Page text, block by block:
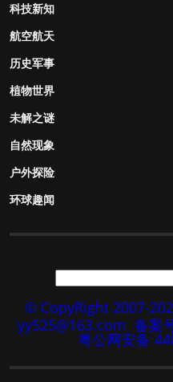
科技新知
航空航天
历史军事
植物世界
未解之谜
自然现象
户外探险
环球趣闻
© CopyRight 2007-
yy525@163.com 备案
粤公网安备